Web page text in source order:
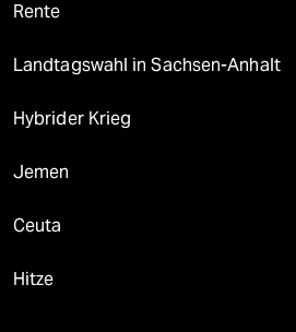
Rente
Landtagswahl in Sachsen-Anhalt
Hybrider Krieg
Jemen
Ceuta
Hitze